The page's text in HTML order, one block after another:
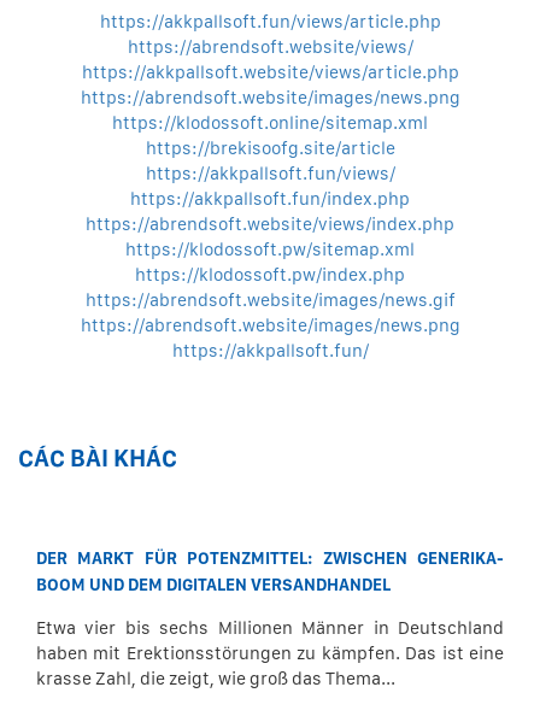
https://akkpallsoft.fun/views/article.php
https://abrendsoft.website/views/
https://akkpallsoft.website/views/article.php
https://abrendsoft.website/images/news.png
https://klodossoft.online/sitemap.xml
https://brekisoofg.site/article
https://akkpallsoft.fun/views/
https://akkpallsoft.fun/index.php
https://abrendsoft.website/views/index.php
https://klodossoft.pw/sitemap.xml
https://klodossoft.pw/index.php
https://abrendsoft.website/images/news.gif
https://abrendsoft.website/images/news.png
https://akkpallsoft.fun/
CÁC BÀI KHÁC
DER MARKT FÜR POTENZMITTEL: ZWISCHEN GENERIKA-
BOOM UND DEM DIGITALEN VERSANDHANDEL
Etwa vier bis sechs Millionen Männer in Deutschland
haben mit Erektionsstörungen zu kämpfen. Das ist eine
krasse Zahl, die zeigt, wie groß das Thema...